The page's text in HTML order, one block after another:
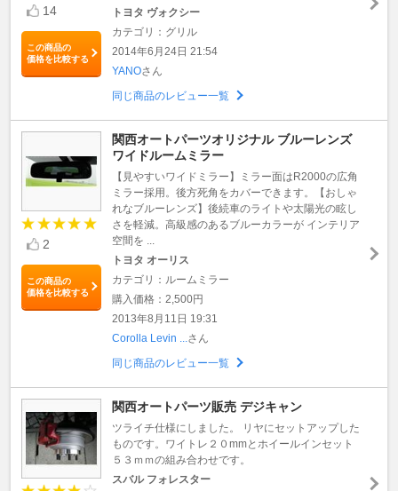
14
この商品の
価格を比較する
トヨタ ヴォクシー
カテゴリ：グリル
2014年6月24日 21:54
YANOさん
同じ商品のレビュー一覧
2
この商品の
価格を比較する
関西オートパーツオリジナル ブルーレンズ
ワイドルームミラー
【見やすいワイドミラー】ミラー面はR2000の広角
ミラー採用。後方死角をカバーできます。【おしゃ
れなブルーレンズ】後続車のライトや太陽光の眩し
さを軽減。高級感のあるブルーカラーが インテリア
空間を ...
トヨタ オーリス
カテゴリ：ルームミラー
購入価格：2,500円
2013年8月11日 19:31
Corolla Levin ... さん
同じ商品のレビュー一覧
関西オートパーツ販売 デジキャン
ツライチ仕様にしました。 リヤにセットアップした
ものです。ワイトレ２０mmとホイールインセット
５３ｍｍの組み合わせです。
スバル フォレスター